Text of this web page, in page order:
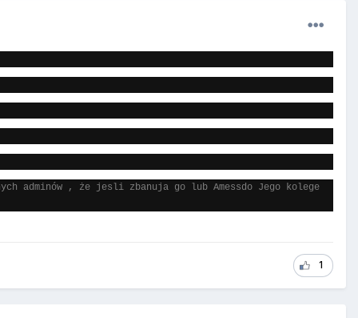
, że jesli zbanuja go lub Amessdo Jego kolege
1